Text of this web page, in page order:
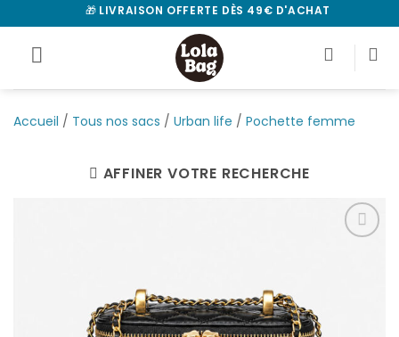
au
contenu
🎁 LIVRAISON OFFERTE DÈS 49€ D'ACHAT
Accueil / Tous nos sacs / Urban life / Pochette femme
AFFINER VOTRE RECHERCHE